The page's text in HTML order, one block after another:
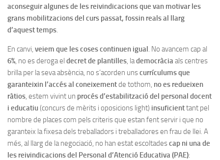
aconseguir algunes de les reivindicacions que van motivar les
grans mobilitzacions del curs passat, fossin reals al llarg
d’aquest temps.
En canvi, veiem que les coses continuen igual. No avancem cap al
6%, no es deroga el decret de plantilles, lademocràciaals centres
brilla per la seva absència, no s’acorden unscurrículums que
garanteixin l’accés al coneixementde tothom, no es redueixen
ràtios, estem vivint un procés d’estabilització del personal docent
i educatiu(concurs de mèrits i oposicions light) insuficienttant pel
nombre de places com pels criteris que estan fent servir i que no
garanteix la fixesa dels treballadors i treballadores en frau de llei. A
més, al llarg de la negociació, no han estat escoltadescap ni una de
les reivindicacions del Personal d’Atenció Educativa (PAE):